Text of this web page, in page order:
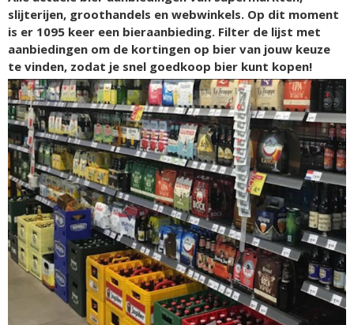
slijterijen, groothandels en webwinkels. Op dit moment
is er 1095 keer een bieraanbieding. Filter de lijst met
aanbiedingen om de kortingen op bier van jouw keuze
te vinden, zodat je snel goedkoop bier kunt kopen!